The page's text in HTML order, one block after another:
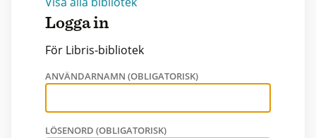
Logga in
För Libris-bibliotek
ANVÄNDARNAMN (OBLIGATORISK)
LÖSENORD (OBLIGATORISK)